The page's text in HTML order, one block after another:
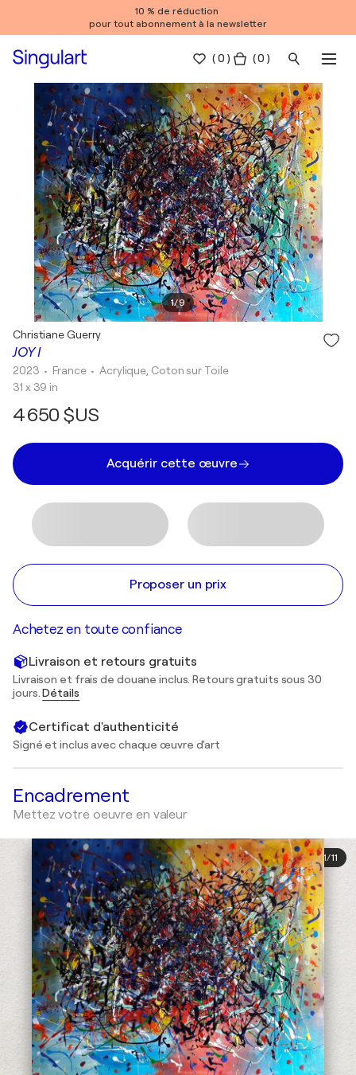
10 % de réduction
pour tout abonnement à la newsletter
(0 ) ( 0 )
1/9
JOY I
Christiane Guerry
2023 • France •Acrylique, Coton sur Toile
31 x 39 in
4 650 $US
Acquérir cette œuvre
Proposer un prix
Achetez en toute confiance
Livraison et retours gratuits
Livraison et frais de douane inclus. Retours gratuits sous 30
jours.Détails
Certificat d'authenticité
Signé et inclus avec chaque œuvre d'art
Encadrement
Mettez votre oeuvre en valeur
1/11